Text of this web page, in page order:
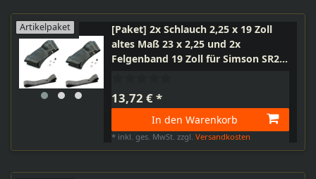
Artikelpaket
[Paket] 2x Schlauch 2,25 x 19 Zoll
altes Maß 23 x 2,25 und 2x
Felgenband 19 Zoll für Simson SR2,
13,72 € *
In den Warenkorb
* inkl. ges. MwSt. zzgl.Versandkosten